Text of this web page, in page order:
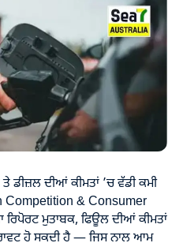
ਦੀਆਂ ਕੀਮਤਾਂ ’ਚ ਵੱਡੀ ਕਮੀ
Competition & Consumer
ਮੁਤਾਬਕ, ਫਿਊਲ ਦੀਆਂ ਕੀਮਤਾਂ
ਹੋ ਸਕਦੀ ਹੈ — ਜਿਸ ਨਾਲ ਆਮ